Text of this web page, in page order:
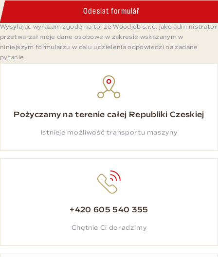
Odeslat formulář
Wysyłając wyrażam zgodę na to, że Woodjob s.r.o. jako administrator
przetwarzał moje dane osobowe w zakresie wskazanym w
niniejszym formularzu w celu udzielenia odpowiedzi na zadane
pytanie.
Pożyczamy na terenie całej Republiki Czeskiej
Istnieje możliwość transportu maszyny
+420 605 540 355
Chętnie Ci doradzimy